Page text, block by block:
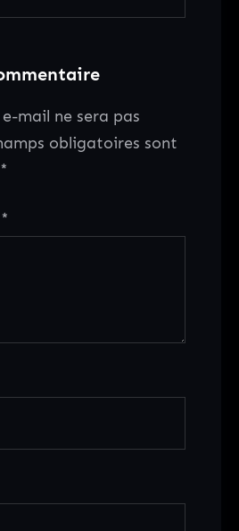
mail ne sera pas
obligatoires sont
*
*